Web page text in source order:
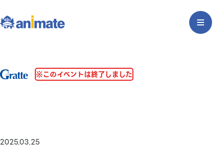
※このイベントは終了しました
2025.03.25